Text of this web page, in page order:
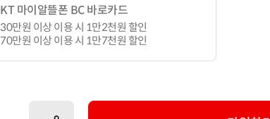
KT 마이알뜰폰 BC 바로카드
30만원 이상 이용 시 1만2천원 할인
70만원 이상 이용 시 1만7천원 할인